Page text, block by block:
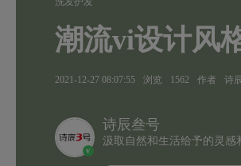
潮流vi设计风
2021-12-27 08:07:55 浏览 1562 作者 诗
v
诗辰叁号
汲取自然和生活给予的灵感